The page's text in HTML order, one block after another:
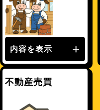
内容を表示
不動産売買